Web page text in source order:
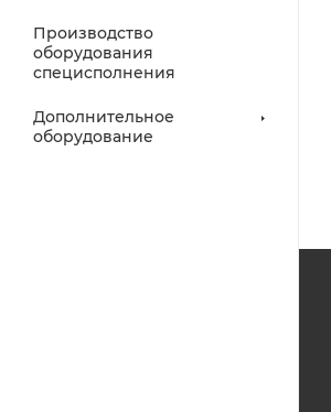
Производство
оборудования
специсполнения
Дополнительное
оборудование